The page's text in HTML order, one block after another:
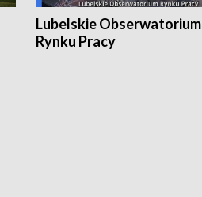
Lubelskie Obserwatorium
Rynku Pracy